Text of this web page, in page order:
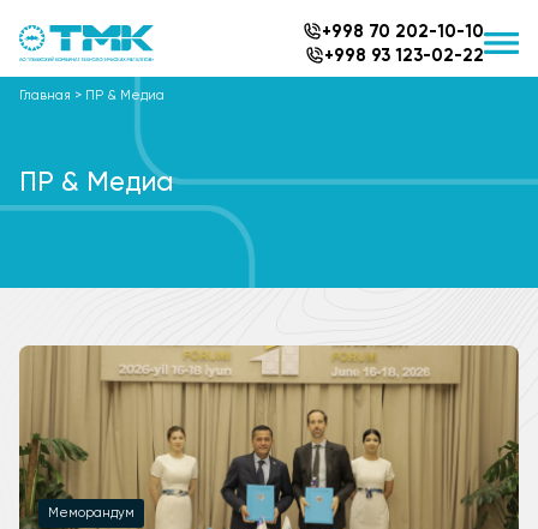
+998 70 202-10-10
+998 93 123-02-22
Главная > ПР & Медиа
ПР & Медиа
Меморандум